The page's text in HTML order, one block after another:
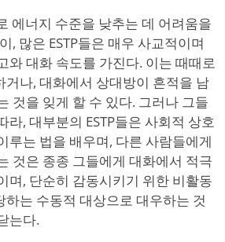
에너지 수준을 낮추는 데 어려움을
, 많은 ESTP들은 매우 사교적이며
와 대화 속도를 가진다. 이는 때때로
거나, 대화에서 상대방이 흔적을 남
것을 잊게 할 수 있다. 그러나 그들
라, 대부분의 ESTP들은 사회적 상호
루는 법을 배우며, 다른 사람들에게
것은 종종 그들에게 대화에서 적극
며, 단순히 감동시키기 위한 비활동
하는 수동적 대상으로 대우하는 것
는다.